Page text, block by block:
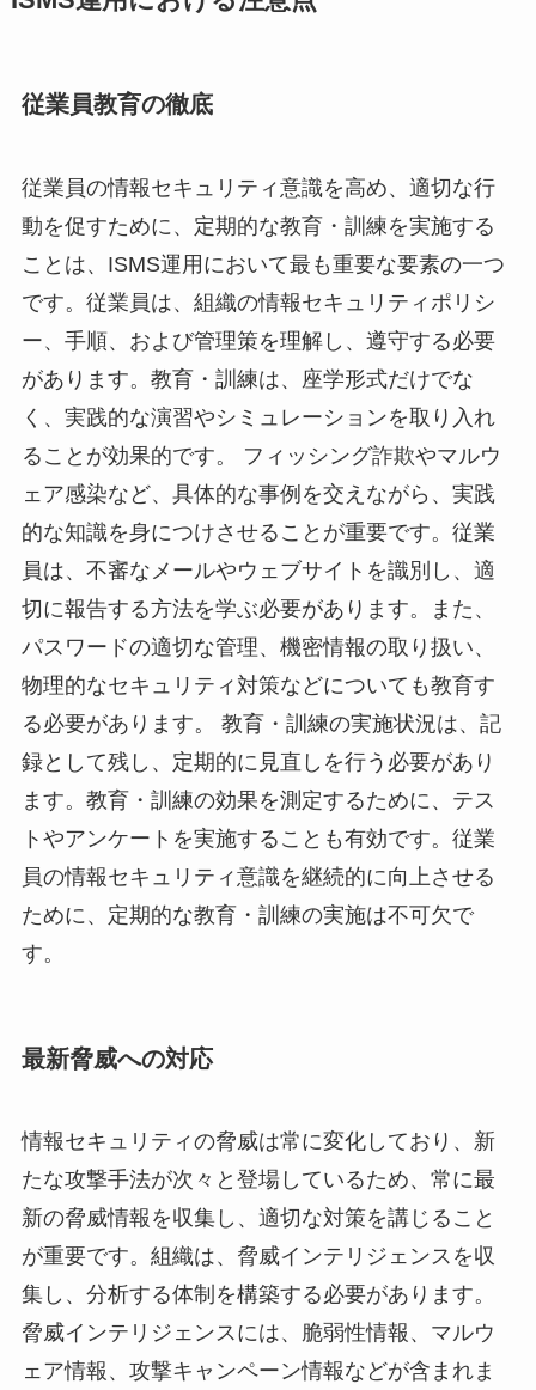
従業員教育の徹底
従業員の情報セキュリティ意識を高め、適切な行
動を促すために、定期的な教育・訓練を実施する
ことは、ISMS運用において最も重要な要素の一つ
です。従業員は、組織の情報セキュリティポリシ
ー、手順、および管理策を理解し、遵守する必要
があります。教育・訓練は、座学形式だけでな
く、実践的な演習やシミュレーションを取り入れ
ることが効果的です。 フィッシング詐欺やマルウ
ェア感染など、具体的な事例を交えながら、実践
的な知識を身につけさせることが重要です。従業
員は、不審なメールやウェブサイトを識別し、適
切に報告する方法を学ぶ必要があります。また、
パスワードの適切な管理、機密情報の取り扱い、
物理的なセキュリティ対策などについても教育す
る必要があります。 教育・訓練の実施状況は、記
録として残し、定期的に見直しを行う必要があり
ます。教育・訓練の効果を測定するために、テス
トやアンケートを実施することも有効です。従業
員の情報セキュリティ意識を継続的に向上させる
ために、定期的な教育・訓練の実施は不可欠で
す。
最新脅威への対応
情報セキュリティの脅威は常に変化しており、新
たな攻撃手法が次々と登場しているため、常に最
新の脅威情報を収集し、適切な対策を講じること
が重要です。組織は、脅威インテリジェンスを収
集し、分析する体制を構築する必要があります。
脅威インテリジェンスには、脆弱性情報、マルウ
ェア情報、攻撃キャンペーン情報などが含まれま